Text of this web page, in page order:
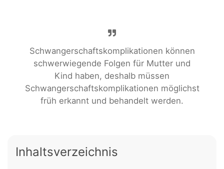
Schwangerschaftskomplikationen können
schwerwiegende Folgen für Mutter und
Kind haben, deshalb müssen
Schwangerschaftskomplikationen möglichst
früh erkannt und behandelt werden.
Inhaltsverzeichnis